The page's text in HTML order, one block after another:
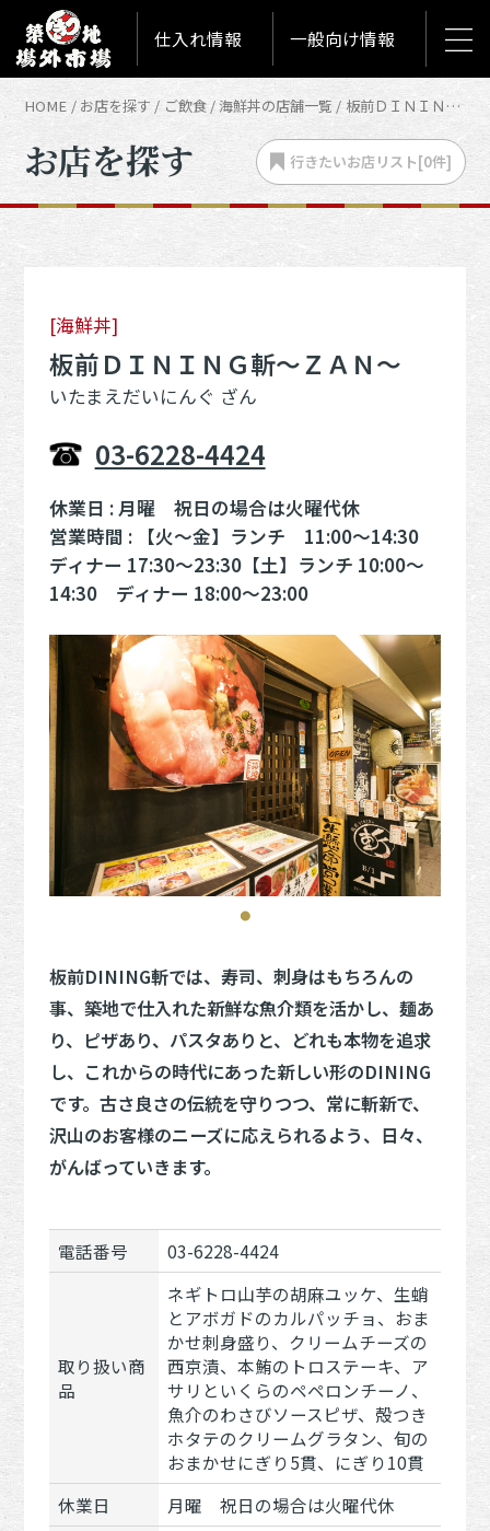
仕入れ情報 一般向け情報
HOME お店を探す ご飲食 海鮮丼の店舗一覧 板前ＤＩＮＩＮＧ斬～ＺＡＮ～
お店を探す 行きたいお店リスト[0件]
[海鮮丼]
板前ＤＩＮＩＮＧ斬～ＺＡＮ～
いたまえだいにんぐ ざん
03-6228-4424
休業日 : 月曜 祝日の場合は火曜代休
営業時間 : 【火～金】ランチ 11:00～14:30
ディナー 17:30～23:30【土】ランチ 10:00～
14:30 ディナー 18:00～23:00
板前DINING斬では、寿司、刺身はもちろんの
事、築地で仕入れた新鮮な魚介類を活かし、麺あ
り、ピザあり、パスタありと、どれも本物を追求
し、これからの時代にあった新しい形のDINING
です。古さ良さの伝統を守りつつ、常に斬新で、
沢山のお客様のニーズに応えられるよう、日々、
がんばっていきます。
電話番号 03-6228-4424
取り扱い商
品
ネギトロ山芋の胡麻ユッケ、生蛸
とアボガドのカルパッチョ、おま
かせ刺身盛り、クリームチーズの
西京漬、本鮪のトロステーキ、ア
サリといくらのペペロンチーノ、
魚介のわさびソースピザ、殻つき
ホタテのクリームグラタン、旬の
おまかせにぎり5貫、にぎり10貫
休業日
月曜 祝日の場合は火曜代休